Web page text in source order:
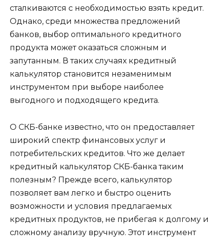
сталкиваются с необходимостью взять кредит.
Однако, среди множества предложений
банков, выбор оптимального кредитного
продукта может оказаться сложным и
запутанным. В таких случаях кредитный
калькулятор становится незаменимым
инструментом при выборе наиболее
выгодного и подходящего кредита.
О СКБ-банке известно, что он предоставляет
широкий спектр финансовых услуг и
потребительских кредитов. Что же делает
кредитный калькулятор СКБ-банка таким
полезным? Прежде всего, калькулятор
позволяет вам легко и быстро оценить
возможности и условия предлагаемых
кредитных продуктов, не прибегая к долгому и
сложному анализу вручную. Этот инструмент